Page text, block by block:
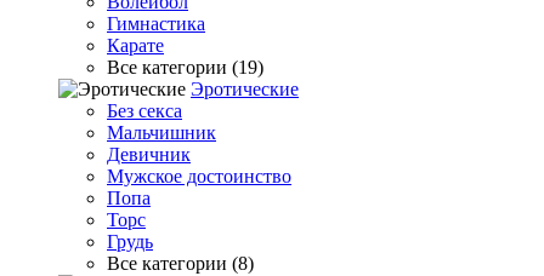
Гимнастика
Карате
Все категории (19)
Эротические
Без секса
Мальчишник
Девичник
Мужское достоинство
Попа
Торс
Грудь
Все категории (8)